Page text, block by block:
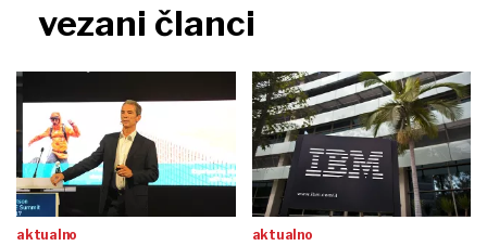
vezani članci
aktualno aktualno